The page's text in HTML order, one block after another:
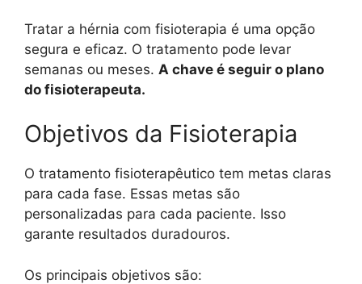
Tratar a hérnia com fisioterapia é uma opção
segura e eficaz. O tratamento pode levar
semanas ou meses. A chave é seguir o plano
do fisioterapeuta.
Objetivos da Fisioterapia
O tratamento fisioterapêutico tem metas claras
para cada fase. Essas metas são
personalizadas para cada paciente. Isso
garante resultados duradouros.
Os principais objetivos são: